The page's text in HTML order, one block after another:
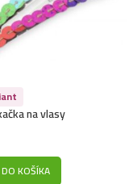
na vlasy
KOŠÍKA